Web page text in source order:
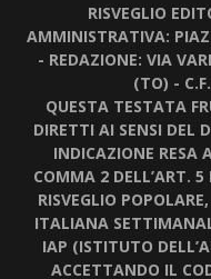
RISVEGLIO
AMMINISTRATIVA:
- REDAZIONE: VIA
(TO) -
QUESTA TESTATA
DIRETTI AI SENSI DEL
INDICAZIONE RESA
COMMA 2 DELL’ART. 5
RISVEGLIO
ITALIANA
IAP (ISTITUTO
ACCETTANDO IL